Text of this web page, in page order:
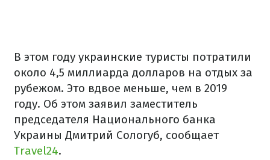
В этом году украинские туристы потратили
около 4,5 миллиарда долларов на отдых за
рубежом. Это вдвое меньше, чем в 2019
году. Об этом заявил заместитель
председателя Национального банка
Украины Дмитрий Сологуб, сообщает
Travel24.